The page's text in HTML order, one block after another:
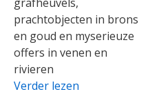
prachtobjecten in brons
en goud en myserieuze
offers in venen en
rivieren
Verder lezen